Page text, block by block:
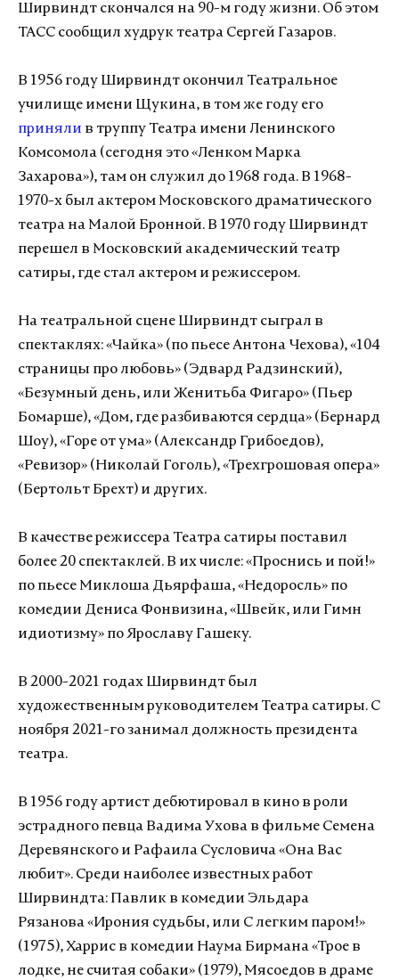
Ширвиндт скончался на 90-м году жизни. Об этом
ТАСС сообщил худрук театра Сергей Газаров.
В 1956 году Ширвиндт окончил Театральное
училище имени Щукина, в том же году его
приняли в труппу Театра имени Ленинского
Комсомола (сегодня это «Ленком Марка
Захарова»), там он служил до 1968 года. В 1968-
1970-х был актером Московского драматического
театра на Малой Бронной. В 1970 году Ширвиндт
перешел в Московский академический театр
сатиры, где стал актером и режиссером.
На театральной сцене Ширвиндт сыграл в
спектаклях: «Чайка» (по пьесе Антона Чехова), «104
страницы про любовь» (Эдвард Радзинский),
«Безумный день, или Женитьба Фигаро» (Пьер
Бомарше), «Дом, где разбиваются сердца» (Бернард
Шоу), «Горе от ума» (Александр Грибоедов),
«Ревизор» (Николай Гоголь), «Трехгрошовая опера»
(Бертольт Брехт) и других.
В качестве режиссера Театра сатиры поставил
более 20 спектаклей. В их числе: «Проснись и пой!»
по пьесе Миклоша Дьярфаша, «Недоросль» по
комедии Дениса Фонвизина, «Швейк, или Гимн
идиотизму» по Ярославу Гашеку.
В 2000-2021 годах Ширвиндт был
художественным руководителем Театра сатиры. С
ноября 2021-го занимал должность президента
театра.
В 1956 году артист дебютировал в кино в роли
эстрадного певца Вадима Ухова в фильме Семена
Деревянского и Рафаила Сусловича «Она Вас
любит». Среди наиболее известных работ
Ширвиндта: Павлик в комедии Эльдара
Рязанова «Ирония судьбы, или С легким паром!»
(1975), Харрис в комедии Наума Бирмана «Трое в
лодке, не считая собаки» (1979), Мясоедов в драме